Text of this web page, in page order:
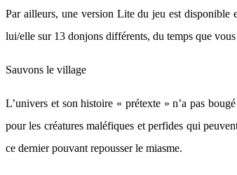
Par ailleurs, une version Lite du jeu est disponible
lui/elle sur 13 donjons différents, du temps que
Sauvons le village
L’univers et son histoire « prétexte » n’a pas
pour les créatures maléfiques et perfides qui
ce dernier pouvant repousser le miasme.